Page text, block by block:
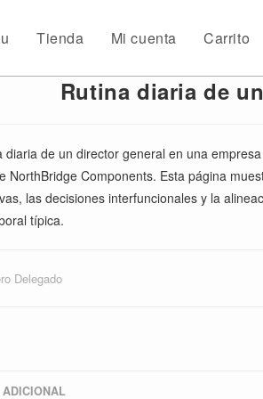
Tienda Mi cuenta Carrito
Rutina diaria de
diaria de un director general en una
NorthBridge Components. Esta página
las decisiones interfuncionales y la
típica.
Delegado